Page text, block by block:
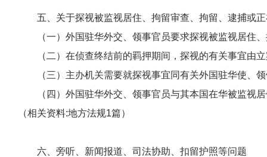
五、 关于探视被监视居住、拘留审查、拘留、逮捕或
（一）外国驻华外交、领事官员要求探视被监视居住、
（二）在侦查终结前的羁押期间，探视的有关事宜由立
（三）主办机关需要就探视事宜同有关外国驻华使、领
（四）外国驻华外交、领事官员与其本国在华被监视居
（相关资料:地方法规1篇）
六、 旁听、新闻报道、司法协助、扣留护照等问题